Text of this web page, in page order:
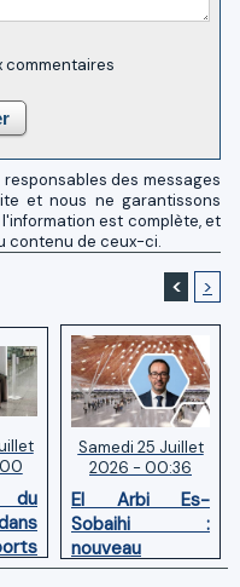
commentaires
des messages
et nous ne garantissons
est complète, et
contenu de ceux-ci.
< >
du
Samedi 25 Juillet
2026 - 00:36
El Arbi Es-
Sobaihi :
nouveau
directeur à la